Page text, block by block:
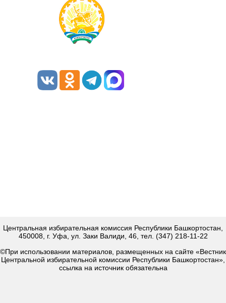
Центральная избирательная комиссия Республики Башкортостан,
450008, г. Уфа, ул. Заки Валиди, 46, тел. (347) 218-11-22
©При использовании материалов, размещенных на сайте «Вестник
Центральной избирательной комиссии Республики Башкортостан»,
ссылка на источник обязательна